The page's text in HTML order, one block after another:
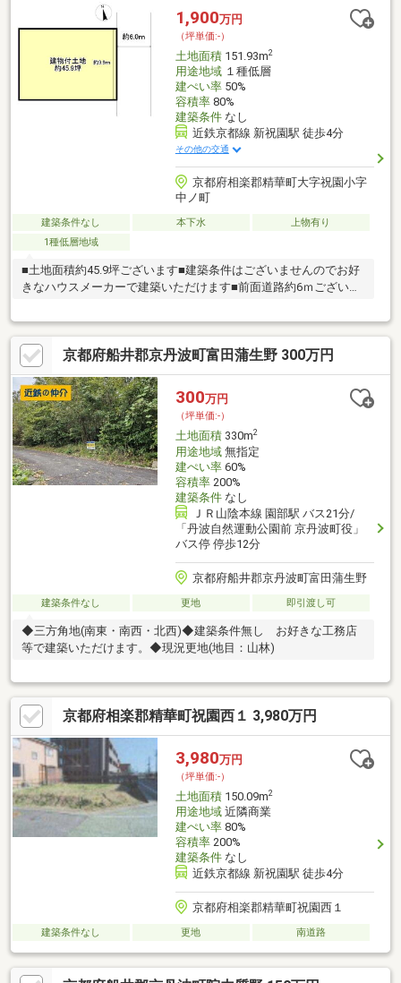
1,900万円
（坪単価:-）
土地面積151.93m2
用途地域１種低層
建ぺい率50%
容積率80%
建築条件なし
近鉄京都線 新祝園駅 徒歩4分
その他の交通
京都府相楽郡精華町大字祝園小字
中ノ町
建築条件なし 本下水
上物有り
1種低層地域
■土地面積約45.9坪ございます■建築条件はございませんのでお好
きなハウスメーカーで建築いただけます■前面道路約6ｍございま
京都府船井郡京丹波町富田蒲生野 300万円
300万円
（坪単価:-）
土地面積330m2
用途地域無指定
建ぺい率60%
容積率200%
建築条件なし
ＪＲ山陰本線 園部駅 バス21分/
「丹波自然運動公園前 京丹波町役」
バス停 停歩12分
京都府船井郡京丹波町富田蒲生野
建築条件なし 更地 即引渡し可
◆三方角地(南東・南西・北西)◆建築条件無し お好きな工務店
等で建築いただけます。◆現況更地(地目：山林)
京都府相楽郡精華町祝園西１ 3,980万円
3,980万円
（坪単価:-）
土地面積150.09m2
用途地域近隣商業
建ぺい率80%
容積率200%
建築条件なし
近鉄京都線 新祝園駅 徒歩4分
京都府相楽郡精華町祝園西１
建築条件なし 更地 南道路